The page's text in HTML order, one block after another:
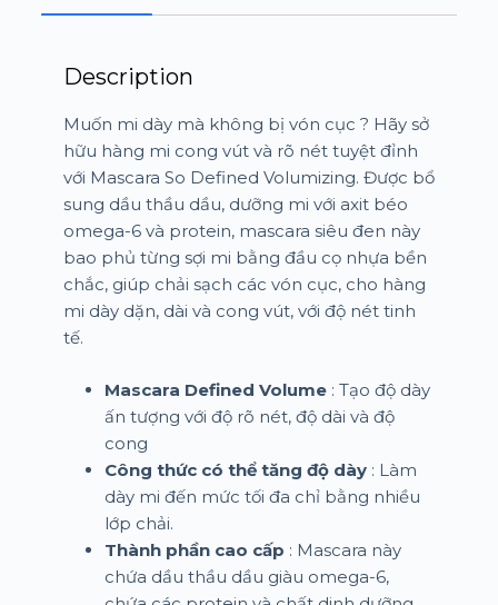
Description
Muốn mi dày mà không bị vón cục ? Hãy sở
hữu hàng mi cong vút và rõ nét tuyệt đỉnh
với Mascara So Defined Volumizing. Được bổ
sung dầu thầu dầu, dưỡng mi với axit béo
omega-6 và protein, mascara siêu đen này
bao phủ từng sợi mi bằng đầu cọ nhựa bền
chắc, giúp chải sạch các vón cục, cho hàng
mi dày dặn, dài và cong vút, với độ nét tinh
tế.
Mascara Defined Volume : Tạo độ dày
ấn tượng với độ rõ nét, độ dài và độ
cong
Công thức có thể tăng độ dày : Làm
dày mi đến mức tối đa chỉ bằng nhiều
lớp chải.
Thành phần cao cấp : Mascara này
chứa dầu thầu dầu giàu omega-6,